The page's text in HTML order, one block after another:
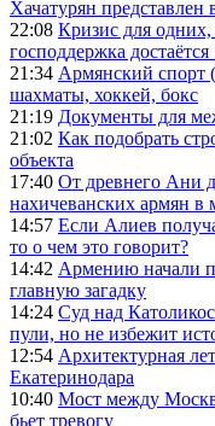
Хачатурян представлен
22:08 Кризис для
господдержка
21:34 Армянский спорт
шахматы, хоккей, бокс
21:19 Документы для
21:02 Как подобрать
объекта
17:40 От древнего Ани
нахичеванских армян в
14:57 Если Алиев
то о чем это говорит?
14:42 Армению начали
главную загадку
14:24 Суд над
пули, но не избежит
12:54 Архитектурная
Екатеринодара
10:40 Мост между
бьет тревогу